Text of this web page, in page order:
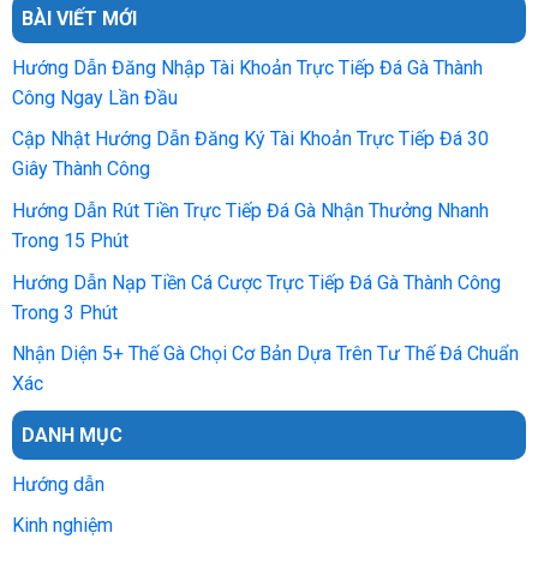
BÀI VIẾT MỚI
Hướng Dẫn Đăng Nhập Tài Khoản Trực Tiếp Đá Gà Thành
Công Ngay Lần Đầu
Cập Nhật Hướng Dẫn Đăng Ký Tài Khoản Trực Tiếp Đá 30
Giây Thành Công
Hướng Dẫn Rút Tiền Trực Tiếp Đá Gà Nhận Thưởng Nhanh
Trong 15 Phút
Hướng Dẫn Nạp Tiền Cá Cược Trực Tiếp Đá Gà Thành Công
Trong 3 Phút
Nhận Diện 5+ Thế Gà Chọi Cơ Bản Dựa Trên Tư Thế Đá Chuẩn
Xác
DANH MỤC
Hướng dẫn
Kinh nghiệm